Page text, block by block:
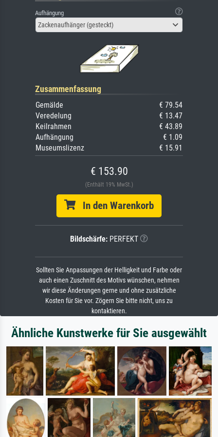
Aufhängung
Zackenaufhänger (gesteckt)
Zusammenfassung
Gemälde
€ 79.54
Veredelung
€ 13.47
Keilrahmen
€ 43.89
Aufhängung
€ 1.09
Museumslizenz
€ 15.91
€ 153.90
(Enthält 19% MwSt.)
In den Warenkorb
Bildschärfe: PERFEKT
Sollten Sie Anpassungen der Helligkeit und Farbe oder
auch einen Zuschnitt des Motivs wünschen, nehmen
wir diese Änderungen gerne und ohne zusätzliche
Kosten für Sie vor. Zögern Sie bitte nicht, uns zu
kontaktieren.
Ähnliche Kunstwerke für Sie ausgewählt